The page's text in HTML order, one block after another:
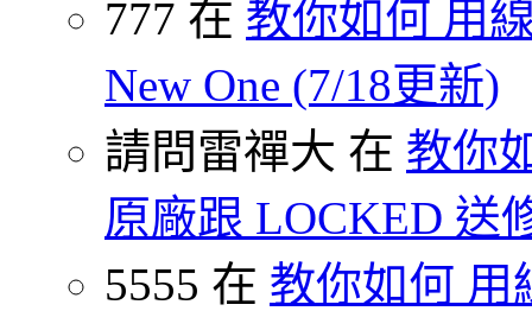
777 在 教你如何 用
New One (7/18更新)
請問雷禪大 在 教你
原廠跟 LOCKED 送
5555 在 教你如何 用